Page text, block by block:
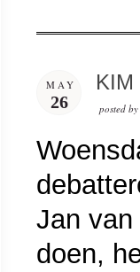
MAY
26
KIM
posted by
Jan
doen,